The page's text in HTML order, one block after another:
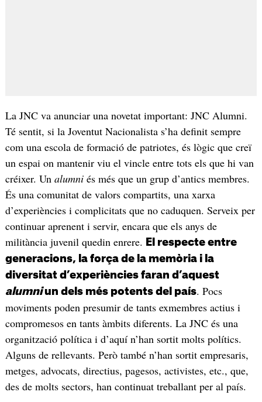
La JNC va anunciar una novetat important: JNC Alumni.
Té sentit, si la Joventut Nacionalista s’ha definit sempre
com una escola de formació de patriotes, és lògic que creï
un espai on mantenir viu el vincle entre tots els que hi van
créixer. Un alumniés més que un grup d’antics membres.
És una comunitat de valors compartits, una xarxa
d’experiències i complicitats que no caduquen. Serveix per
continuar aprenent i servir, encara que els anys de
militància juvenil quedin enrere.
El respecte entre
generacions, la força de la memòria i la
diversitat d’experiències faran d’aquest
alumniun dels més potents del país. Pocs
moviments poden presumir de tants exmembres actius i
compromesos en tants àmbits diferents. La JNC és una
organització política i d’aquí n’han sortit molts polítics.
Alguns de rellevants. Però també n’han sortit empresaris,
metges, advocats, directius, pagesos, activistes, etc., que,
des de molts sectors, han continuat treballant per al país.